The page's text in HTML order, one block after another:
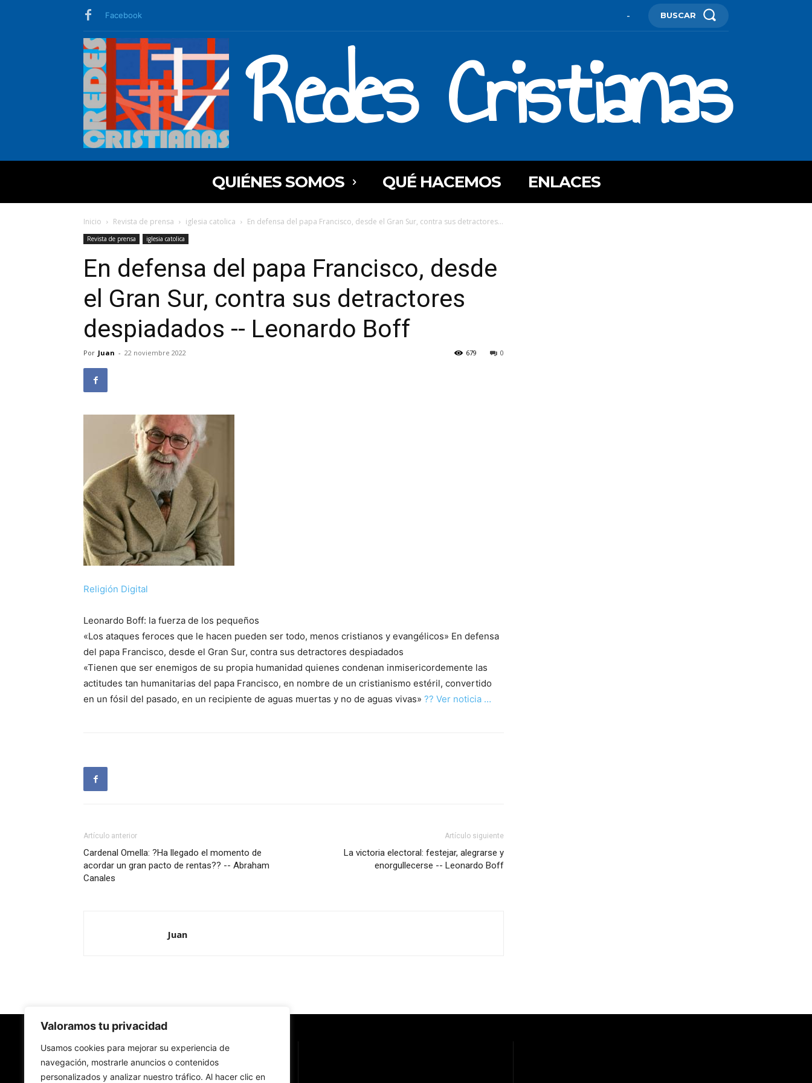
Valoramos tu privacidad
Usamos cookies para mejorar su experiencia de
navegación, mostrarle anuncios o contenidos
personalizados y analizar nuestro tráfico. Al hacer clic en
Facebook - BUSCAR
Redes Cristianas
QUIÉNES SOMOS QUÉ HACEMOS ENLACES
Inicio Revista de prensa iglesia catolica En defensa del papa Francisco, desde el Gran Sur, contra sus detractores...
Revista de prensa iglesia catolica
En defensa del papa Francisco, desde
el Gran Sur, contra sus detractores
despiadados -- Leonardo Boff
Por Juan - 22 noviembre 2022 0
679
Religión Digital
Leonardo Boff: la fuerza de los pequeños
«Los ataques feroces que le hacen pueden ser todo, menos cristianos y evangélicos» En defensa
del papa Francisco, desde el Gran Sur, contra sus detractores despiadados
«Tienen que ser enemigos de su propia humanidad quienes condenan inmisericordemente las
actitudes tan humanitarias del papa Francisco, en nombre de un cristianismo estéril, convertido
en un fósil del pasado, en un recipiente de aguas muertas y no de aguas vivas» ?? Ver noticia …
Artículo anterior
Cardenal Omella: ?Ha llegado el momento de
acordar un gran pacto de rentas?? -- Abraham
Canales
Artículo siguiente
La victoria electoral: festejar, alegrarse y
enorgullecerse -- Leonardo Boff
Juan
Redes Cristianas